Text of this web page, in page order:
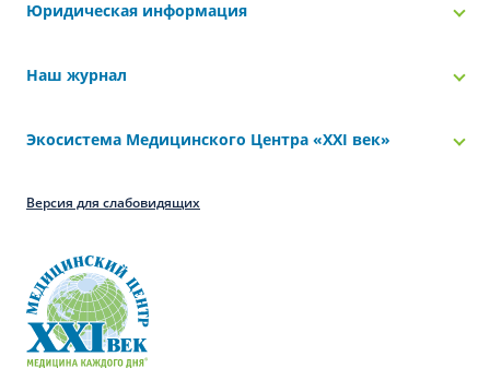
Юридическая информация
Наш журнал
Экосистема Медицинского Центра «‎XXI век»
Версия для слабовидящих